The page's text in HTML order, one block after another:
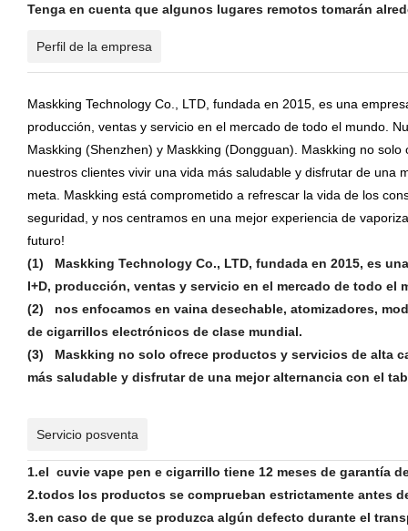
Tenga en cuenta que algunos lugares remotos tomarán
Perfil de la empresa
Maskking Technology Co., LTD, fundada en 2015, es una
producción, ventas y servicio en el mercado de todo el mundo.
Maskking (Shenzhen) y Maskking (Dongguan). Maskking no
nuestros clientes vivir una vida más saludable y disfrutar de una
meta. Maskking está comprometido a refrescar la vida de los
seguridad, y nos centramos en una mejor experiencia de
futuro!
(1) Maskking Technology Co., LTD, fundada en 2015, es
I+D, producción, ventas y servicio en el mercado de todo el
(2) nos enfocamos en vaina desechable, atomizadores,
de cigarrillos electrónicos de clase mundial.
(3) Maskking no solo ofrece productos y servicios de alta
más saludable y disfrutar de una mejor alternancia con el
Servicio posventa
1.el cuvie vape pen e cigarrillo tiene 12 meses de garantía
2.todos los productos se comprueban estrictamente antes
3.en caso de que se produzca algún defecto durante el